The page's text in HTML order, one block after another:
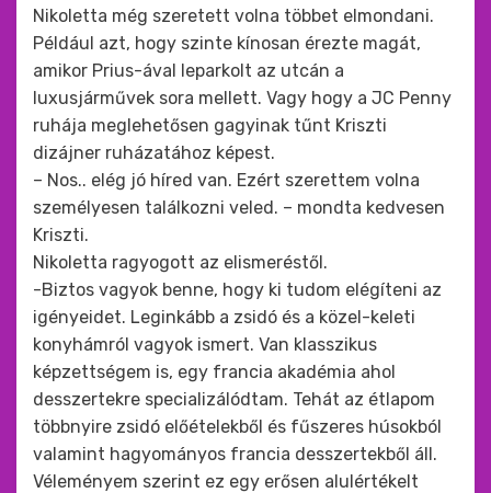
Nikoletta még szeretett volna többet elmondani.
Például azt, hogy szinte kínosan érezte magát,
amikor Prius-ával leparkolt az utcán a
luxusjárművek sora mellett. Vagy hogy a JC Penny
ruhája meglehetősen gagyinak tűnt Kriszti
dizájner ruházatához képest.
– Nos.. elég jó híred van. Ezért szerettem volna
személyesen találkozni veled. – mondta kedvesen
Kriszti.
Nikoletta ragyogott az elismeréstől.
-Biztos vagyok benne, hogy ki tudom elégíteni az
igényeidet. Leginkább a zsidó és a közel-keleti
konyhámról vagyok ismert. Van klasszikus
képzettségem is, egy francia akadémia ahol
desszertekre specializálódtam. Tehát az étlapom
többnyire zsidó előételekből és fűszeres húsokból
valamint hagyományos francia desszertekből áll.
Véleményem szerint ez egy erősen alulértékelt